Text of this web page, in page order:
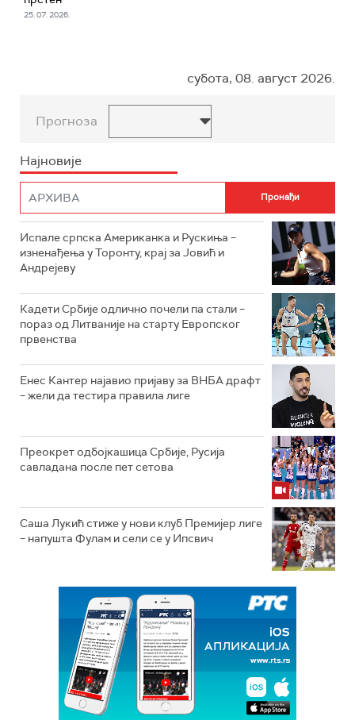
25. 07. 2026.
субота, 08. август 2026.
Прогноза
Најновије
Испале српска Американка и Рускиња –
изненађења у Торонту, крај за Јовић и
Андрејеву
Кадети Србије одлично почели па стали –
пораз од Литваније на старту Европског
првенства
Енес Кантер најавио пријаву за ВНБА драфт
– жели да тестира правила лиге
Преокрет одбојкашица Србије, Русија
савладана после пет сетова
Саша Лукић стиже у нови клуб Премијер лиге
– напушта Фулам и сели се у Ипсвич